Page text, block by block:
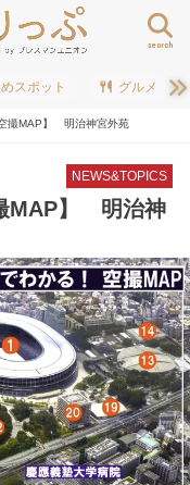
search
スポット グルメ
撮MAP】 明治神宮外苑
NEWS&TOPICS
MAP】 明治神